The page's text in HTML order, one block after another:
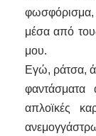
φωσφόρισμα,
μέσα από
μου.
Εγώ, ράτσα,
απλοϊκές